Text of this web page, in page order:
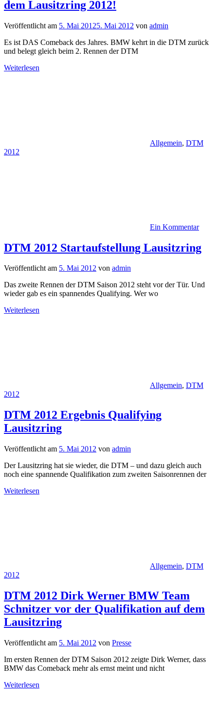
dem Lausitzring 2012!
Veröffentlicht am 5. Mai 20125. Mai 2012 von admin
Es ist DAS Comeback des Jahres. BMW kehrt in die DTM zurück
und belegt gleich beim 2. Rennen der DTM
Weiterlesen
Allgemein, DTM
2012
Ein Kommentar
DTM 2012 Startaufstellung Lausitzring
Veröffentlicht am 5. Mai 2012 von admin
Das zweite Rennen der DTM Saison 2012 steht vor der Tür. Und
wieder gab es ein spannendes Qualifying. Wer wo
Weiterlesen
Allgemein, DTM
2012
DTM 2012 Ergebnis Qualifying
Lausitzring
Veröffentlicht am 5. Mai 2012 von admin
Der Lausitzring hat sie wieder, die DTM – und dazu gleich auch
noch eine spannende Qualifikation zum zweiten Saisonrennen der
Weiterlesen
Allgemein, DTM
2012
DTM 2012 Dirk Werner BMW Team
Schnitzer vor der Qualifikation auf dem
Lausitzring
Veröffentlicht am 5. Mai 2012 von Presse
Im ersten Rennen der DTM Saison 2012 zeigte Dirk Werner, dass
BMW das Comeback mehr als ernst meint und nicht
Weiterlesen